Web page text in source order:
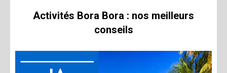
Activités Bora Bora : nos meilleurs
conseils